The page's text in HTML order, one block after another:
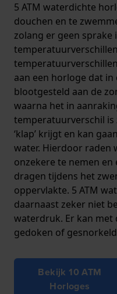
5 ATM waterdichte
douchen en te
zolang er geen sprake
aan een horloge dat
blootgesteld aan de
waarna het in
temperatuurverschil
‘klap’ krijgt en kan
water. Hierdoor raden
onzekere te nemen en
dragen tijdens het
oppervlakte. 5 ATM
daarnaast zeker niet
waterdruk. Er kan
gedoken of
Bekijk 10 ATM
Horloges